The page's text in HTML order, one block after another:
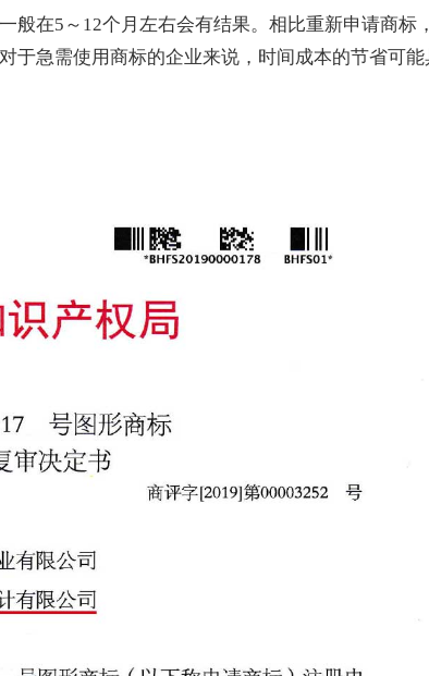
般在5～12个月左右会有结果。相比重新申请商标
于急需使用商标的企业来说，时间成本的节省可能